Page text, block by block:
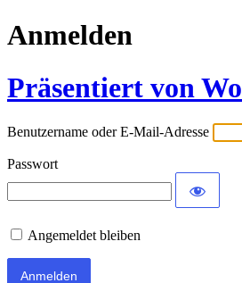
Anmelden
Präsentiert von
Benutzername oder E-Mail-Adresse
Passwort
Angemeldet bleiben